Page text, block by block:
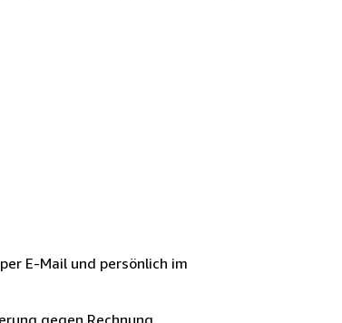
E-Mail und persönlich im
gegen Rechnung